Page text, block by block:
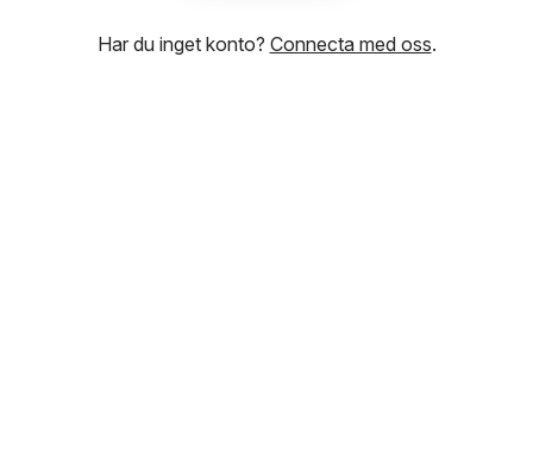
Har du inget konto? Connecta med oss.